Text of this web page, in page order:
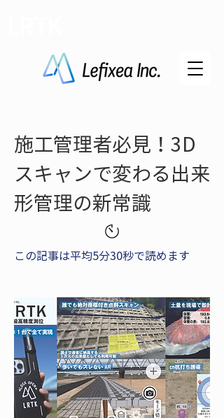
施工管理者必見！3D
スキャンで変わる出来
形管理の新常識
この記事は平均5分30秒で読めます